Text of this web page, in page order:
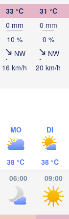
33 °C
0 mm
10 %
NW
16 km/h
31 °C
0 mm
0 %
NW
20 km/h
MO
38 °C
DI
38 °C
06:00 09:00
RICA